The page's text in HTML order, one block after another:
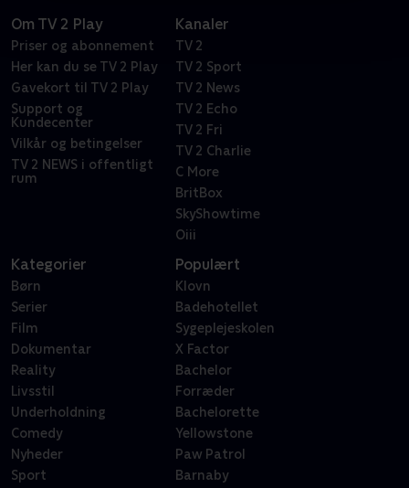
Om TV 2 Play
Priser og abonnement
Her kan du se TV 2 Play
Gavekort til TV 2 Play
Support og
Kundecenter
Vilkår og betingelser
TV 2 NEWS i offentligt
rum
Kanaler
TV 2
TV 2 Sport
TV 2 News
TV 2 Echo
TV 2 Fri
TV 2 Charlie
C More
BritBox
SkyShowtime
Oiii
Kategorier
Børn
Serier
Film
Dokumentar
Reality
Livsstil
Underholdning
Comedy
Nyheder
Sport
Populært
Klovn
Badehotellet
Sygeplejeskolen
X Factor
Bachelor
Forræder
Bachelorette
Yellowstone
Paw Patrol
Barnaby